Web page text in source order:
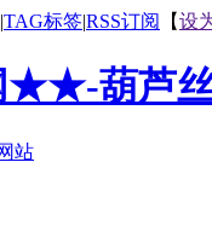
|TAG标签|RSS订阅 【设